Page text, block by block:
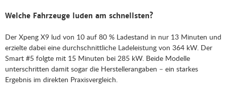
Welche Fahrzeuge luden am schnellsten?
Der Xpeng X9 lud von 10 auf 80 % Ladestand in nur 13 Minuten und
erzielte dabei eine durchschnittliche Ladeleistung von 364 kW. Der
Smart #5 folgte mit 15 Minuten bei 285 kW. Beide Modelle
unterschritten damit sogar die Herstellerangaben – ein starkes
Ergebnis im direkten Praxisvergleich.